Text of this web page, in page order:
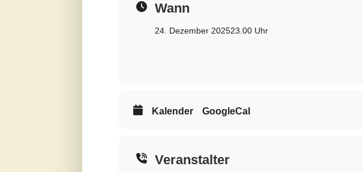
Wann
24. Dezember 202523.00 Uhr
Kalender GoogleCal
Veranstalter